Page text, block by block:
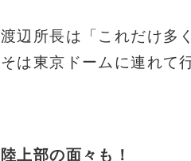
渡辺所長は「これだけ多
そは東京ドームに連れて
陸上部の面々も！